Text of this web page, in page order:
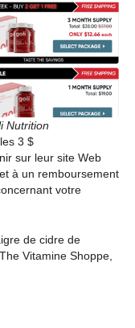
Nutrition
3 $
sur leur site Web
à un remboursement
votre
de cidre de
Vitamine Shoppe,